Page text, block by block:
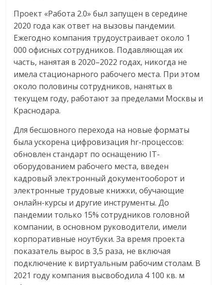
Проект «Работа 2.0» был запущен в середине
2020 года как ответ на вызовы пандемии.
Ежегодно компания трудоустраивает около 1
000 офисных сотрудников. Подавляющая их
часть, нанятая в 2020–2022 годах, никогда не
имела стационарного рабочего места. При этом
около половины сотрудников, нанятых в
текущем году, работают за пределами Москвы и
Краснодара.
Для бесшовного перехода на новые форматы
была ускорена цифровизация hr-процессов:
обновлен стандарт по оснащению IT-
оборудованием рабочего места, введен
кадровый электронный документооборот и
электронные трудовые книжки, обучающие
онлайн-курсы и другие инструменты. До
пандемии только 15% сотрудников головной
компании, в основном руководители, имели
корпоративные ноутбуки. За время проекта
показатель вырос в 3,5 раза, не включая
подключение к виртуальным рабочим столам. В
2021 году компания высвободила 4 100 кв. м